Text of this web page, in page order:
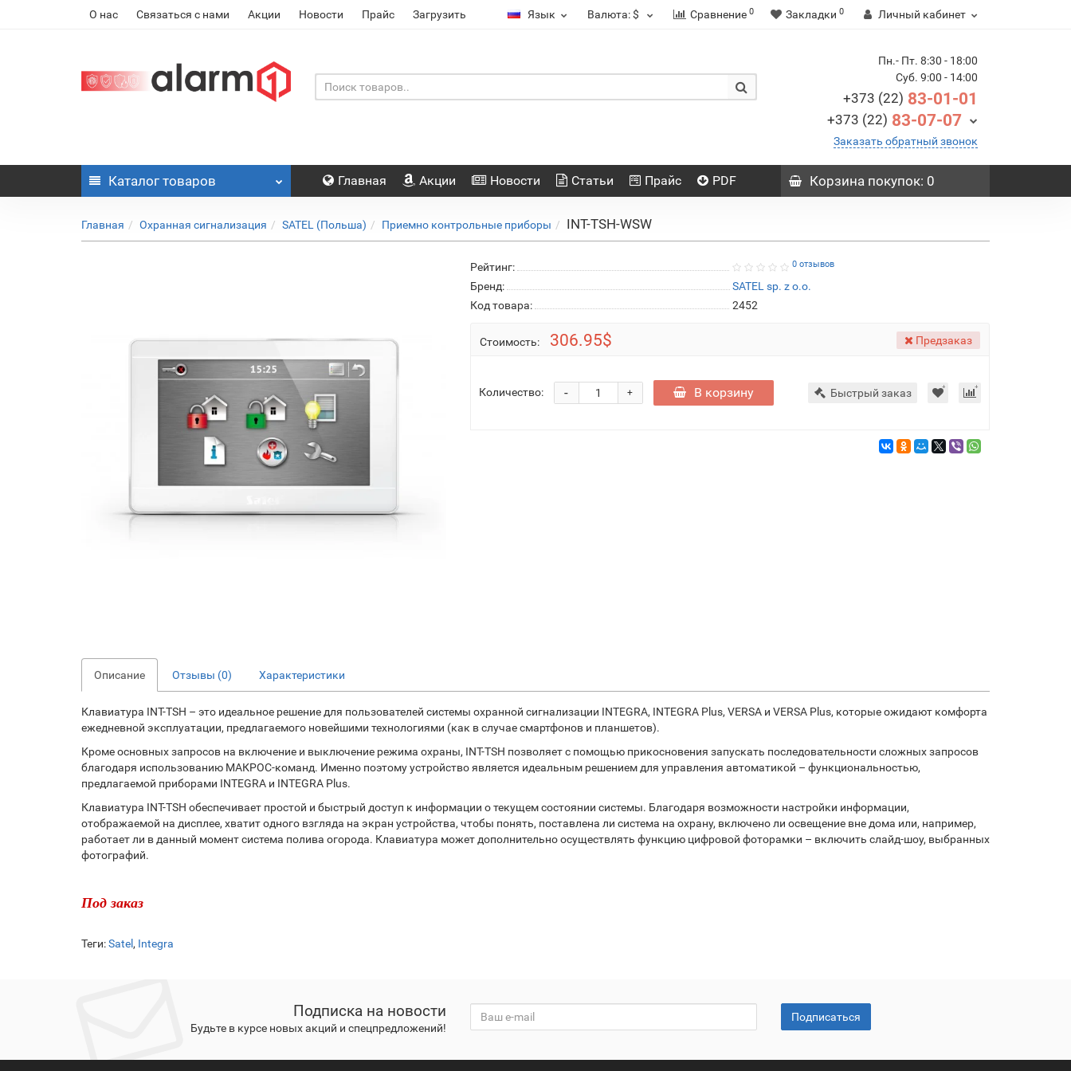
О нас Связаться с нами Акции Новости Прайс Загрузить Язык Валюта:$ Сравнение 0 Закладки 0 Личный кабинет
Пн.- Пт. 8:30 - 18:00
Суб. 9:00 - 14:00
+373 (22) 83-01-01
+373 (22) 83-07-07
Заказать обратный звонок
Каталог товаров Главная Акции Новости Статьи Прайс PDF Корзинапокупок: 0
Главная Охранная сигнализация SATEL (Польша) Приемно контрольные приборы INT-TSH-WSW
Рейтинг: 0 отзывов
Бренд:
SATEL sp. z o.o.
Код товара:
2452
Стоимость: 306.95$ Предзаказ
Количество: +
- В корзину Быстрый заказ
Описание Отзывы (0) Характеристики
Клавиатура INT-TSH – это идеальное решение для пользователей системы охранной сигнализации INTEGRA, INTEGRA Plus, VERSA и VERSA Plus, которые ожидают комфорта
ежедневной эксплуатации, предлагаемого новейшими технологиями (как в случае смартфонов и планшетов).
Кроме основных запросов на включение и выключение режима охраны, INT-TSH позволяет с помощью прикосновения запускать последовательности сложных запросов
благодаря использованию МАКРОС-команд. Именно поэтому устройство является идеальным решением для управления автоматикой – функциональностью,
предлагаемой приборами INTEGRA и INTEGRA Plus.
Клавиатура INT-TSH обеспечивает простой и быстрый доступ к информации о текущем состоянии системы. Благодаря возможности настройки информации,
отображаемой на дисплее, хватит одного взгляда на экран устройства, чтобы понять, поставлена ли система на охрану, включено ли освещение вне дома или, например,
работает ли в данный момент система полива огорода. Клавиатура может дополнительно осуществлять функцию цифровой фоторамки – включить слайд-шоу, выбранных
фотографий.
Под заказ
Теги:Satel, Integra
Подписка на новости
Будьте в курсе новых акций и спецпредложений!
Подписаться